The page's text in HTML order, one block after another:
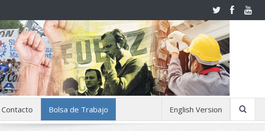
Contacto Bolsa de Trabajo English Version